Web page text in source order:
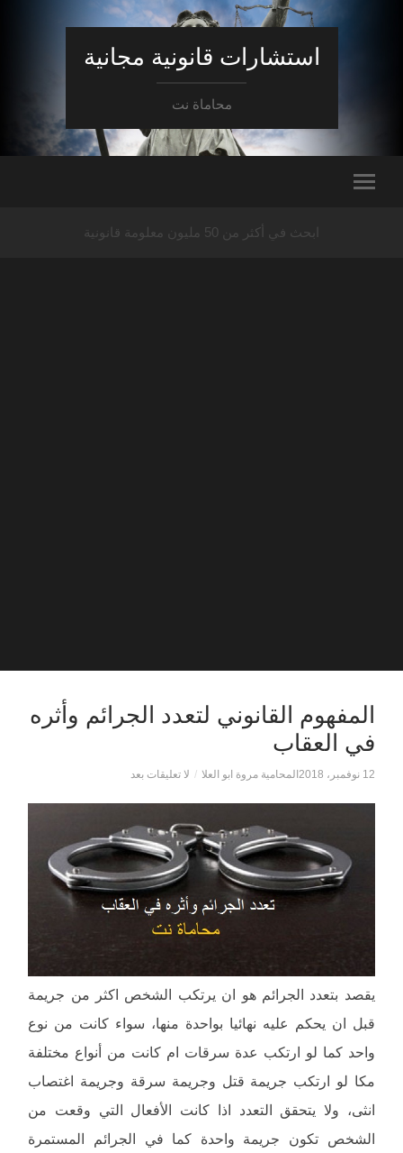
استشارات قانونية مجانية
محاماة نت
ابحث في أكثر من 50 مليون معلومة قانونية
المفهوم القانوني لتعدد الجرائم وأثره
في العقاب
12 نوفمبر، 2018 المحامية مروة ابو العلا / لا تعليقات بعد
يقصد بتعدد الجرائم هو ان يرتكب الشخص اكثر من جريمة
قبل ان يحكم عليه نهائيا بواحدة منها، سواء كانت من نوع
واحد كما لو ارتكب عدة سرقات ام كانت من أنواع مختلفة
مكا لو ارتكب جريمة قتل وجريمة سرقة وجريمة اغتصاب
انثى، ولا يتحقق التعدد اذا كانت الأفعال التي وقعت من
الشخص تكون جريمة واحدة كما في الجرائم المستمرة